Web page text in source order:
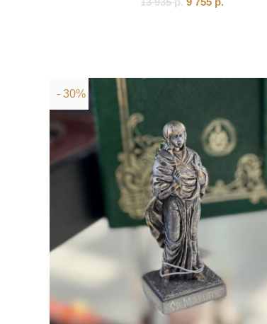
- 30%